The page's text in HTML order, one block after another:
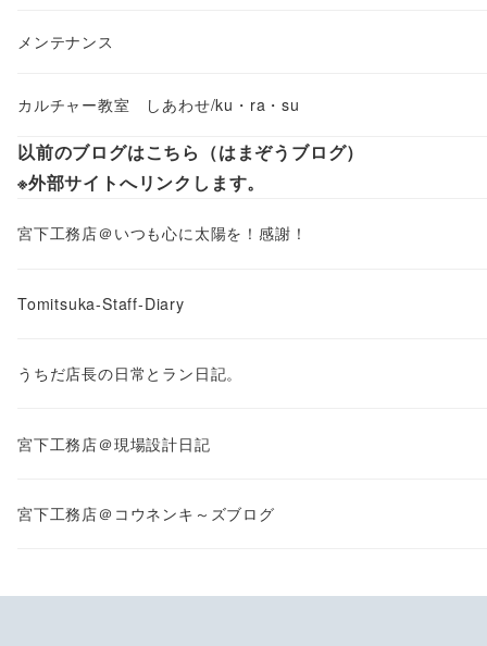
メンテナンス
カルチャー教室 しあわせ/ku・ra・su
以前のブログはこちら（はまぞうブログ）
※外部サイトへリンクします。
宮下工務店＠いつも心に太陽を！感謝！
Tomitsuka-Staff-Diary
うちだ店長の日常とラン日記。
宮下工務店＠現場設計日記
宮下工務店＠コウネンキ～ズブログ